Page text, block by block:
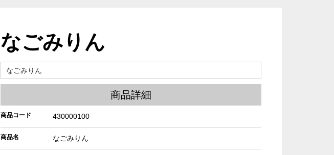
なごみりん
なごみりん
商品詳細
商品コード 430000100
商品名 なごみりん